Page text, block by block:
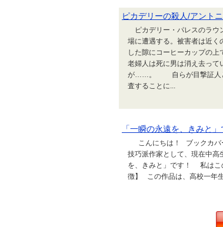
ピカデリーの殺人/アント
ピカデリー・パレスのラウ
場に遭遇する。被害者は近く
した隙にコーヒーカップの
老婦人は死に男は消え去って
が……。 自らが目撃証人と
査することに...
「一瞬の永遠を、きみと
こんにちは！ ブックカバ
技巧派作家として、現在中
を、きみと」です！ 私はこ
徴】 この作品は、高校一年